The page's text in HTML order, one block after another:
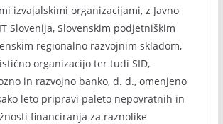
izvajalskimi organizacijami, z Javno
Slovenija, Slovenskim podjetniškim
regionalno razvojnim skladom,
organizacijo ter tudi SID,
in razvojno banko, d. d., omenjeno
leto pripravi paleto nepovratnih in
financiranja za raznolike